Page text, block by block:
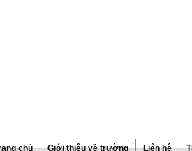
chủ Giới thiệu về trường Liên hệ